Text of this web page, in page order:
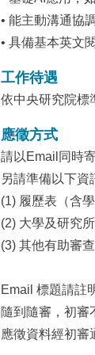
• 能主動溝通協
• 具備基本英文
工作待遇
依中央研究院標
應徵方式
請以Email同時
另請準備以下資
(1) 履歷表（含
(2) 大學及研究所
(3) 其他有助審
Email 標題請註
隨到隨審，初審
應徵資料經初審